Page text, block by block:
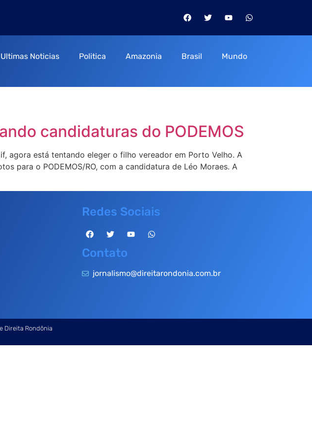
Ultimas Noticias Politica Amazonia Brasil Mundo
candidaturas do PODEMOS
agora está tentando eleger o filho vereador em Porto Velho. A
para o PODEMOS/RO, com a candidatura de Léo Moraes. A
Redes Sociais
Contato
jornalismo@direitarondonia.com.br
Direita Rondônia